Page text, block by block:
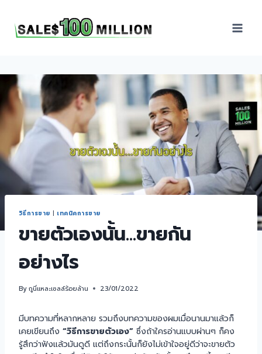
วิธีการขาย | เทคนิคการขาย
ขายตัวเองนั้น…ขายกัน
อย่างไร
Byกูนี่แหละเซลล์ร้อยล้าน 23/01/2022
มีบทความที่หลากหลาย รวมถึงบทความของผมเมื่อนานมาแล้วก็
เคยเขียนถึง “วิธีการขายตัวเอง” ซึ่งถ้าใครอ่านแบบผ่านๆ ก็คง
รู้สึกว่าฟังแล้วมันดูดี แต่ถึงกระนั้นก็ยังไม่เข้าใจอยู่ดีว่าจะขายตัว